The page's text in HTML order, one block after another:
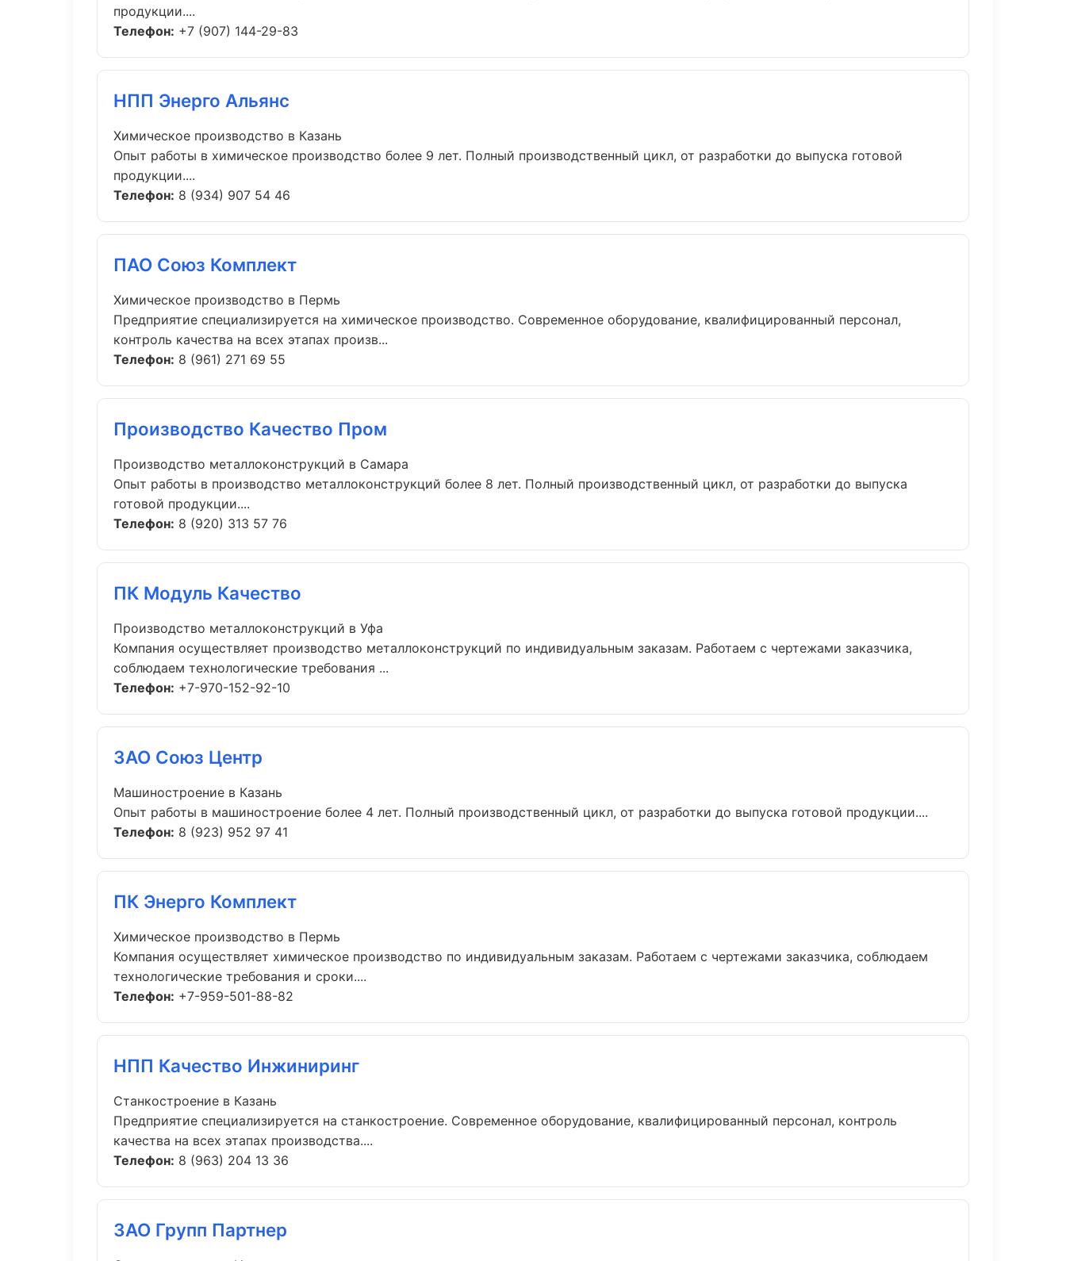
продукции....
Телефон: +7 (907) 144-29-83
НПП Энерго Альянс
Химическое производство в Казань
Опыт работы в химическое производство более 9 лет. Полный производственный цикл, от разработки до выпуска готовой
продукции....
Телефон: 8 (934) 907 54 46
ПАО Союз Комплект
Химическое производство в Пермь
Предприятие специализируется на химическое производство. Современное оборудование, квалифицированный персонал,
контроль качества на всех этапах произв...
Телефон: 8 (961) 271 69 55
Производство Качество Пром
Производство металлоконструкций в Самара
Опыт работы в производство металлоконструкций более 8 лет. Полный производственный цикл, от разработки до выпуска
готовой продукции....
Телефон: 8 (920) 313 57 76
ПК Модуль Качество
Производство металлоконструкций в Уфа
Компания осуществляет производство металлоконструкций по индивидуальным заказам. Работаем с чертежами заказчика,
соблюдаем технологические требования ...
Телефон: +7-970-152-92-10
ЗАО Союз Центр
Машиностроение в Казань
Опыт работы в машиностроение более 4 лет. Полный производственный цикл, от разработки до выпуска готовой продукции....
Телефон: 8 (923) 952 97 41
ПК Энерго Комплект
Химическое производство в Пермь
Компания осуществляет химическое производство по индивидуальным заказам. Работаем с чертежами заказчика, соблюдаем
технологические требования и сроки....
Телефон: +7-959-501-88-82
НПП Качество Инжиниринг
Станкостроение в Казань
Предприятие специализируется на станкостроение. Современное оборудование, квалифицированный персонал, контроль
качества на всех этапах производства....
Телефон: 8 (963) 204 13 36
ЗАО Групп Партнер